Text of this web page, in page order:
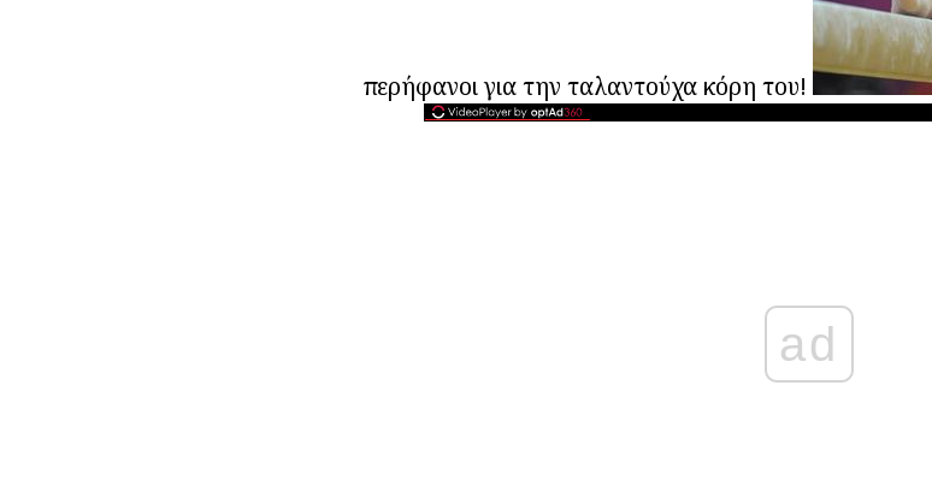
περήφανοι για την ταλαντούχα κόρη του!
ad